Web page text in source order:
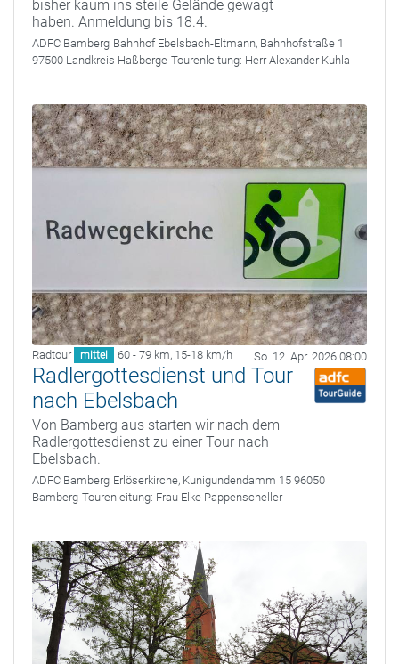
bisher kaum ins steile Gelände gewagt
haben. Anmeldung bis 18.4.
ADFC Bamberg Bahnhof Ebelsbach-Eltmann, Bahnhofstraße 1
97500 Landkreis Haßberge Tourenleitung: Herr Alexander Kuhla
Radtour mittel 60 - 79 km, 15-18 km/h So. 12. Apr. 2026 08:00
Radlergottesdienst und Tour
nach Ebelsbach
Von Bamberg aus starten wir nach dem
Radlergottesdienst zu einer Tour nach
Ebelsbach.
ADFC Bamberg Erlöserkirche, Kunigundendamm 15 96050
Bamberg Tourenleitung: Frau Elke Pappenscheller